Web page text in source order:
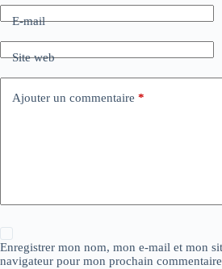
E-mail
Site web
Ajouter un commentaire *
Enregistrer mon nom, mon e-mail et mon
navigateur pour mon prochain